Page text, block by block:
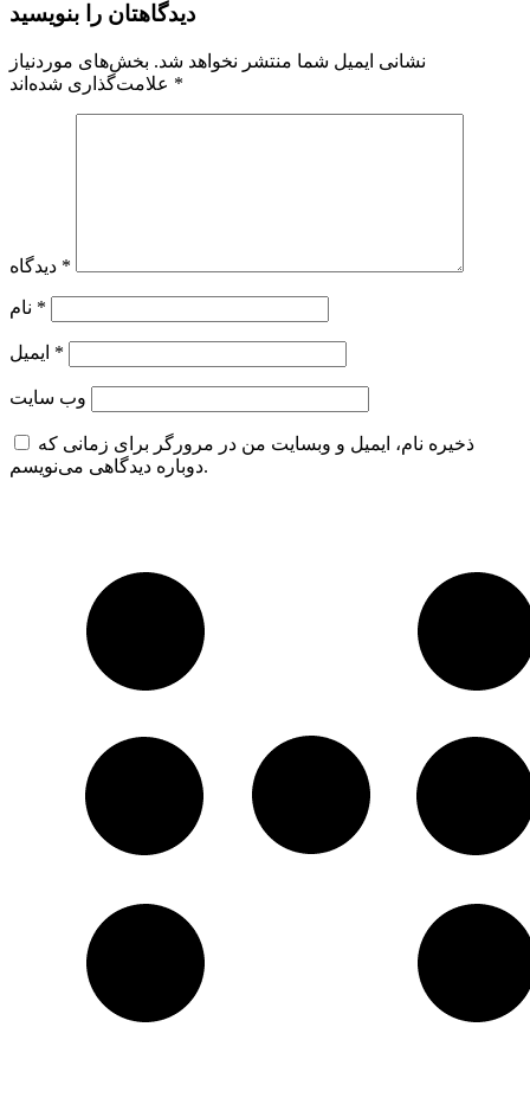
دیدگاهتان را بنویسید
نشانی ایمیل شما منتشر نخواهد شد. بخش‌های موردنیاز
*
*
*
*
وب‌ سایت
ذخیره نام، ایمیل و وبسایت من در مرورگر برای زمانی که
دوباره دیدگاهی می‌نویسم.